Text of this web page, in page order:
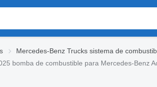
Mercedes-Benz Trucks sistema de
bomba de combustible para Mercedes-Benz